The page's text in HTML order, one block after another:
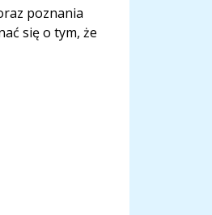
poznania
się o tym, że